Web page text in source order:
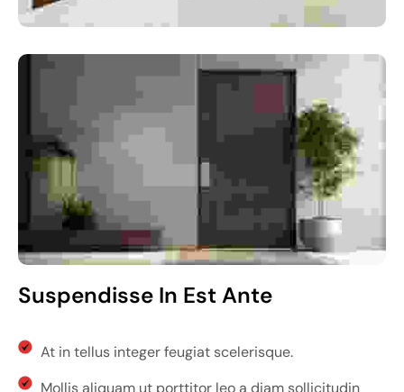
Suspendisse In Est Ante
At in tellus integer feugiat scelerisque.
Mollis aliquam ut porttitor leo a diam sollicitudin